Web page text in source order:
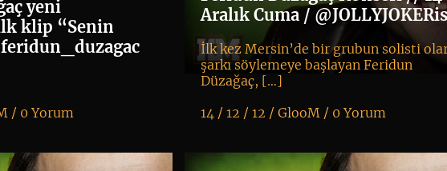
yeni
klip “Senin
/ 0 Yorum
Aralık Cuma /
İlk kez Mersin’de bir grubun solisti
şarkı söylemeye başlayan Feridun
Düzağaç, […]
14 / 12 / 12 /GlooM / 0 Yorum